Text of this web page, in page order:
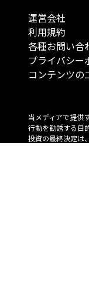
運営会社
利用規約
各種お問い合
プライバシー
コンテンツの
当メディアで提供
行動を勧誘する目
投資の最終決定は